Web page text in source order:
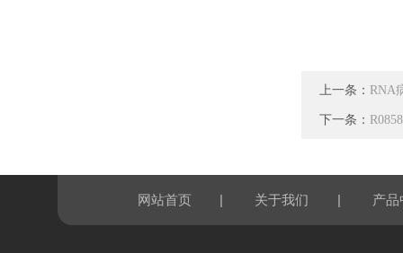
上一条： RNA
下一条：
网站首页 | 关于我们 | 产品